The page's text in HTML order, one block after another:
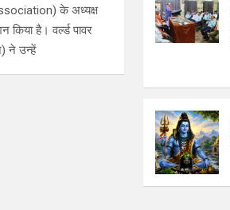
के अध्यक्ष
किया है। वर्ल्ड पावर
ने उन्हें